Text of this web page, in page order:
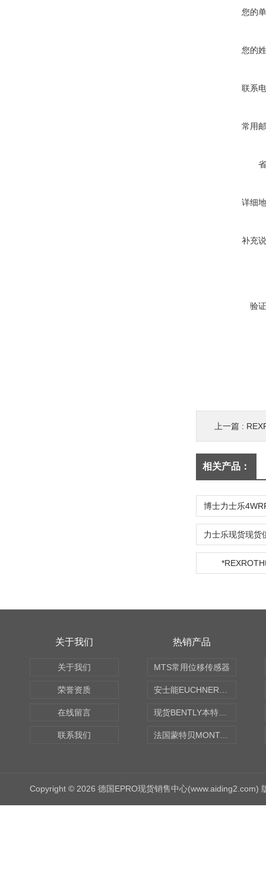
您的
您的
联系
常用
详细
补充
验
上一篇 :
相关产品：
关于我们
关于我们
荣誉资质
在线留言
联系我们
热销产品
MTS常用位移传感器
法国蒙特贝MONTABERT打壳机凿岩机Z92
Copyright © 2026 德国EPRO现货销售中心(www.aiding2.com)